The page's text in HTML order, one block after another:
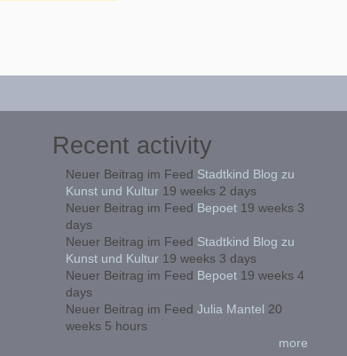
Recent activity
Neuer Beitrag im Feed Stadtkind Blog zu
Kunst und Kultur19 weeks 2 days
Neuer Beitrag im Feed Bepoet19 weeks 3
days
Neuer Beitrag im Feed Stadtkind Blog zu
Kunst und Kultur19 weeks 3 days
Neuer Beitrag im Feed Bepoet19 weeks 4
days
Neuer Beitrag im Feed Julia Mantel 20
weeks 5 hours
more